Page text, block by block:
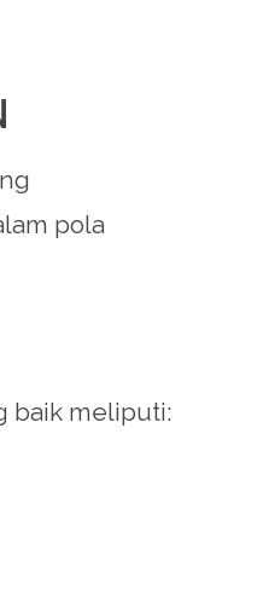
pola
baik meliputi: